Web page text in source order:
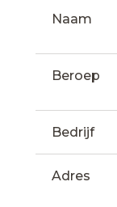
Naam
Beroep
Bedrijf
Adres